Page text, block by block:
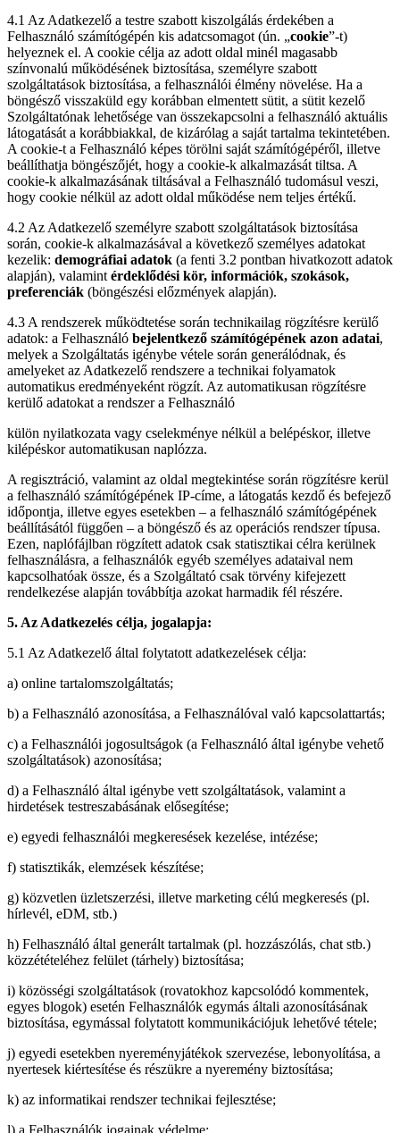
4.1 Az Adatkezelő a testre szabott kiszolgálás érdekében a
Felhasználó számítógépén kis adatcsomagot (ún. „cookie”-t)
helyeznek el. A cookie célja az adott oldal minél magasabb
színvonalú működésének biztosítása, személyre szabott
szolgáltatások biztosítása, a felhasználói élmény növelése. Ha a
böngésző visszaküld egy korábban elmentett sütit, a sütit kezelő
Szolgáltatónak lehetősége van összekapcsolni a felhasználó aktuális
látogatását a korábbiakkal, de kizárólag a saját tartalma tekintetében.
A cookie-t a Felhasználó képes törölni saját számítógépéről, illetve
beállíthatja böngészőjét, hogy a cookie-k alkalmazását tiltsa. A
cookie-k alkalmazásának tiltásával a Felhasználó tudomásul veszi,
hogy cookie nélkül az adott oldal működése nem teljes értékű.
4.2 Az Adatkezelő személyre szabott szolgáltatások biztosítása
során, cookie-k alkalmazásával a következő személyes adatokat
kezelik: demográfiai adatok (a fenti 3.2 pontban hivatkozott adatok
alapján), valamint érdeklődési kör, információk, szokások,
preferenciák (böngészési előzmények alapján).
4.3 A rendszerek működtetése során technikailag rögzítésre kerülő
adatok: a Felhasználó bejelentkező számítógépének azon adatai,
melyek a Szolgáltatás igénybe vétele során generálódnak, és
amelyeket az Adatkezelő rendszere a technikai folyamatok
automatikus eredményeként rögzít. Az automatikusan rögzítésre
kerülő adatokat a rendszer a Felhasználó
külön nyilatkozata vagy cselekménye nélkül a belépéskor, illetve
kilépéskor automatikusan naplózza.
A regisztráció, valamint az oldal megtekintése során rögzítésre kerül
a felhasználó számítógépének IP-címe, a látogatás kezdő és befejező
időpontja, illetve egyes esetekben – a felhasználó számítógépének
beállításától függően – a böngésző és az operációs rendszer típusa.
Ezen, naplófájlban rögzített adatok csak statisztikai célra kerülnek
felhasználásra, a felhasználók egyéb személyes adataival nem
kapcsolhatóak össze, és a Szolgáltató csak törvény kifejezett
rendelkezése alapján továbbítja azokat harmadik fél részére.
5. Az Adatkezelés célja, jogalapja:
5.1 Az Adatkezelő által folytatott adatkezelések célja:
a) online tartalomszolgáltatás;
b) a Felhasználó azonosítása, a Felhasználóval való kapcsolattartás;
c) a Felhasználói jogosultságok (a Felhasználó által igénybe vehető
szolgáltatások) azonosítása;
d) a Felhasználó által igénybe vett szolgáltatások, valamint a
hirdetések testreszabásának elősegítése;
e) egyedi felhasználói megkeresések kezelése, intézése;
f) statisztikák, elemzések készítése;
g) közvetlen üzletszerzési, illetve marketing célú megkeresés (pl.
hírlevél, eDM, stb.)
h) Felhasználó által generált tartalmak (pl. hozzászólás, chat stb.)
közzétételéhez felület (tárhely) biztosítása;
i) közösségi szolgáltatások (rovatokhoz kapcsolódó kommentek,
egyes blogok) esetén Felhasználók egymás általi azonosításának
biztosítása, egymással folytatott kommunikációjuk lehetővé tétele;
j) egyedi esetekben nyereményjátékok szervezése, lebonyolítása, a
nyertesek kiértesítése és részükre a nyeremény biztosítása;
k) az informatikai rendszer technikai fejlesztése;
l) a Felhasználók jogainak védelme;